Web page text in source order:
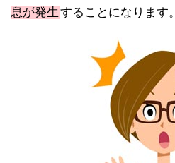
息が発生 することになります。